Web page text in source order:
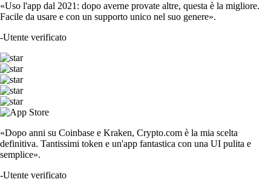
«Uso l'app dal 2021: dopo averne provate altre, questa è la migliore.
Facile da usare e con un supporto unico nel suo genere».
-Utente verificato
«Dopo anni su Coinbase e Kraken, Crypto.com è la mia scelta
definitiva. Tantissimi token e un'app fantastica con una UI pulita e
semplice».
-Utente verificato